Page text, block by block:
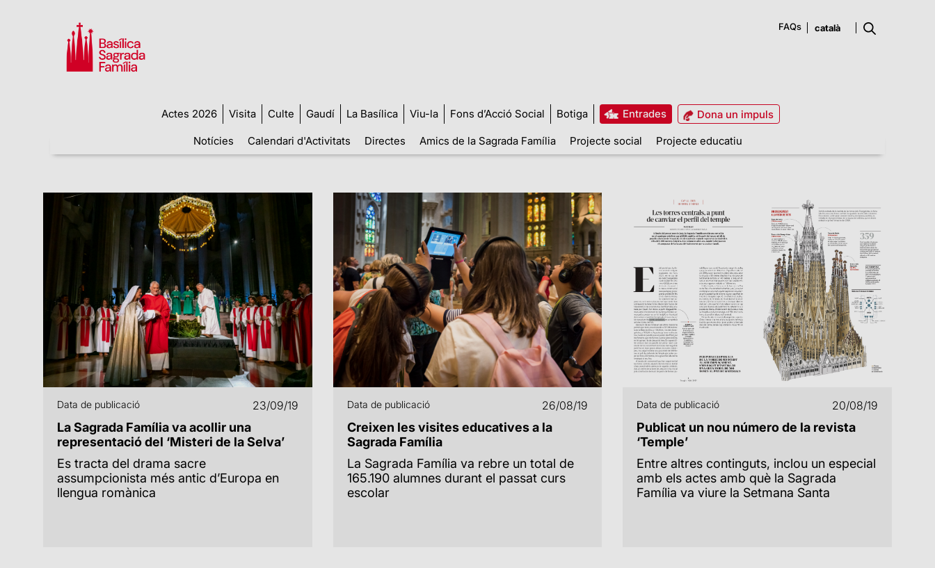
FAQs
Actes 2026 Visita Culte Gaudí La Basílica Viu-la Fons d’Acció Social Botiga Entrades
Dona un impuls
Notícies
Calendari d'Activitats Directes Amics de la Sagrada Família Projecte social Projecte educatiu
Data de publicació 23/09/19
La Sagrada Família va acollir una
representació del ‘Misteri de la Selva’
Es tracta del drama sacre
assumpcionista més antic d’Europa en
llengua romànica
Data de publicació 26/08/19
Creixen les visites educatives a la
Sagrada Família
La Sagrada Família va rebre un total de
165.190 alumnes durant el passat curs
escolar
Data de publicació 20/08/19
Publicat un nou número de la revista
‘Temple’
Entre altres continguts, inclou un especial
amb els actes amb què la Sagrada
Família va viure la Setmana Santa